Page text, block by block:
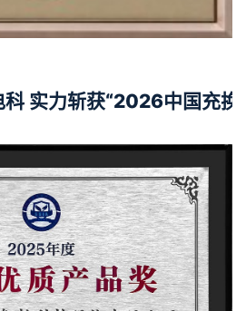
实力斩获“2026中国充换